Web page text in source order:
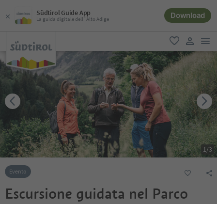
Südtirol Guide App
La guida digitale dell´Alto Adige Download
favoriti
user link
1/3
Evento
Escursione guidata nel Parco